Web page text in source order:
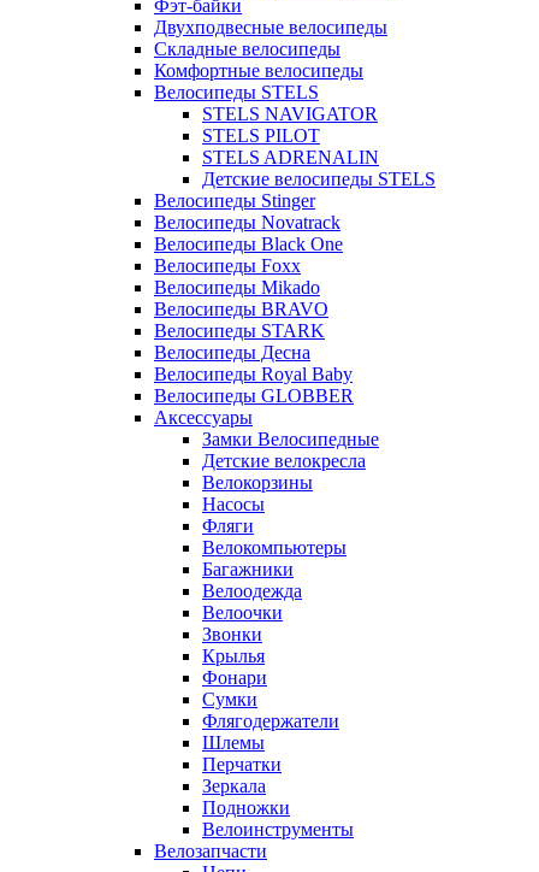
Фэт-байки
Двухподвесные велосипеды
Складные велосипеды
Комфортные велосипеды
Велосипеды STELS
STELS NAVIGATOR
STELS PILOT
STELS ADRENALIN
Детские велосипеды STELS
Велосипеды Stinger
Велосипеды Novatrack
Велосипеды Black One
Велосипеды Foxx
Велосипеды Mikado
Велосипеды BRAVO
Велосипеды STARK
Велосипеды Десна
Велосипеды Royal Baby
Велосипеды GLOBBER
Аксессуары
Замки Велосипедные
Детские велокресла
Велокорзины
Насосы
Фляги
Велокомпьютеры
Багажники
Велоодежда
Велоочки
Звонки
Крылья
Фонари
Сумки
Флягодержатели
Шлемы
Перчатки
Зеркала
Подножки
Велоинструменты
Велозапчасти